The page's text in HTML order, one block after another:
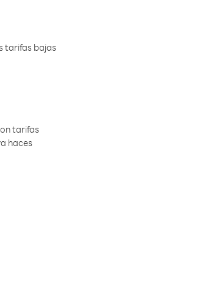
tarifas bajas
tarifas
haces